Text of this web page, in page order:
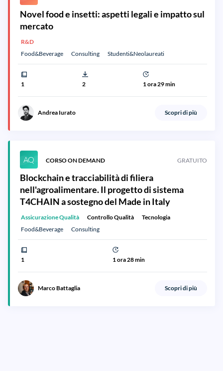
Novel food e insetti: aspetti legali e impatto sul
mercato
R&D
Food&Beverage
Consulting Studenti&Neolaureati
1 2 1 ora 29 min
Andrea Iurato Scopri di più
AQ CORSO ON DEMAND GRATUITO
Blockchain e tracciabilità di filiera
nell'agroalimentare. Il progetto di sistema
T4CHAIN a sostegno del Made in Italy
Assicurazione Qualità Controllo Qualità
Tecnologia
Food&Beverage
Consulting
1 1 ora 28 min
Marco Battaglia Scopri di più